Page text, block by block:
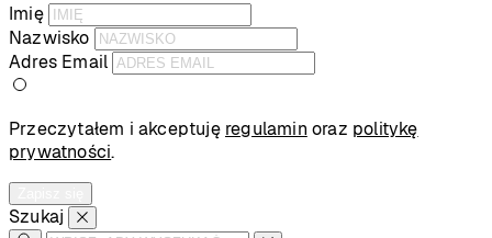
Imię
Nazwisko
Adres Email
Przeczytałem i akceptuję regulamin oraz politykę
prywatności.
Szukaj